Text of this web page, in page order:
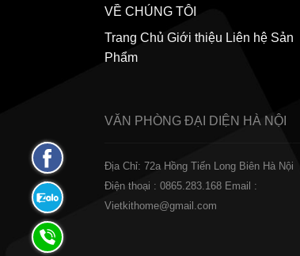
VỀ CHÚNG TÔI
Trang Chủ Giới thiệu Liên hệ Sản
Phẩm
VĂN PHÒNG ĐẠI DIỆN HÀ NỘI
Địa Chỉ: 72a Hồng Tiến Long Biên Hà Nội
Điện thoại : 0865.283.168 Email :
Vietkithome@gmail.com
Fanpage
Facebook
Zalo:
0865.283.168
Hotline: